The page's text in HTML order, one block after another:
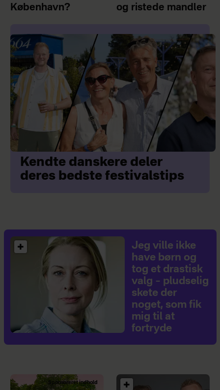
København?
og ristede mandler
Kendte danskere deler
deres bedste festivalstips
Jeg ville ikke
have børn og
tog et drastisk
valg – pludselig
skete der
noget, som fik
mig til at
fortryde
Sponsoreret indhold